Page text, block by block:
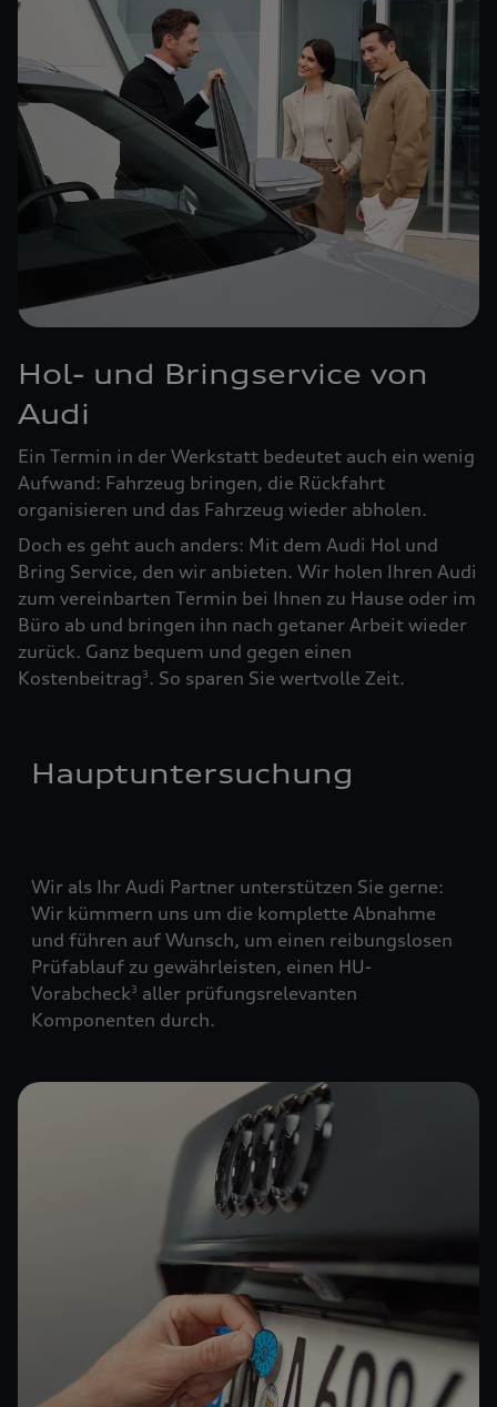
Hol- und Bringservice von
Audi
Ein Termin in der Werkstatt bedeutet auch ein wenig
Aufwand: Fahrzeug bringen, die Rückfahrt
organisieren und das Fahrzeug wieder abholen.
Doch es geht auch anders: Mit dem Audi Hol und
Bring Service, den wir anbieten. Wir holen Ihren Audi
zum vereinbarten Termin bei Ihnen zu Hause oder im
Büro ab und bringen ihn nach getaner Arbeit wieder
zurück. Ganz bequem und gegen einen
Kostenbeitrag3. So sparen Sie wertvolle Zeit.
Hauptuntersuchung
Wir als Ihr Audi Partner unterstützen Sie gerne:
Wir kümmern uns um die komplette Abnahme
und führen auf Wunsch, um einen reibungslosen
Prüfablauf zu gewährleisten, einen HU-
Vorabcheck3 aller prüfungsrelevanten
Komponenten durch.